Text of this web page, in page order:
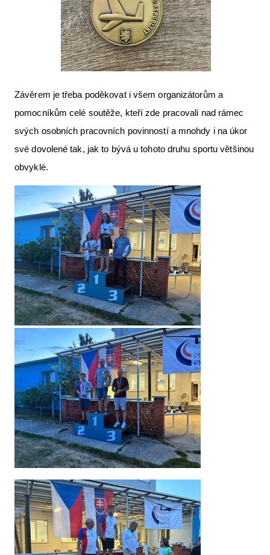
Závěrem je třeba poděkovat i všem organizátorům a
pomocníkům celé soutěže, kteří zde pracovali nad rámec
svých osobních pracovních povinností a mnohdy i na úkor
své dovolené tak, jak to bývá u tohoto druhu sportu většinou
obvyklé.